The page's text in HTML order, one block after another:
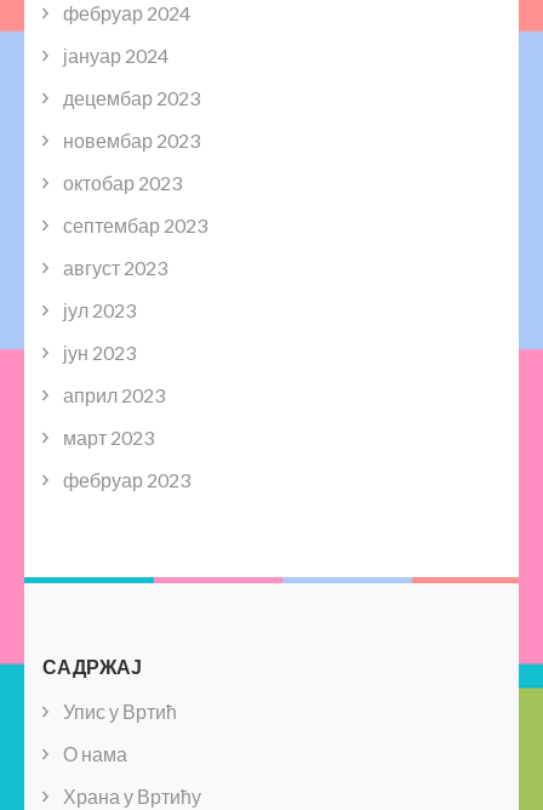
фебруар 2024
јануар 2024
децембар 2023
новембар 2023
октобар 2023
септембар 2023
август 2023
јул 2023
јун 2023
април 2023
март 2023
фебруар 2023
САДРЖАЈ
Упис у Вртић
О нама
Храна у Вртићу